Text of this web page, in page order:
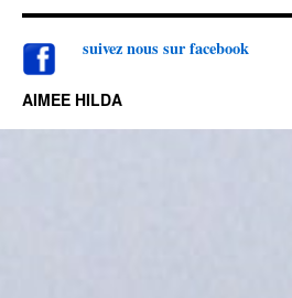
suivez nous sur facebook
AIMEE HILDA